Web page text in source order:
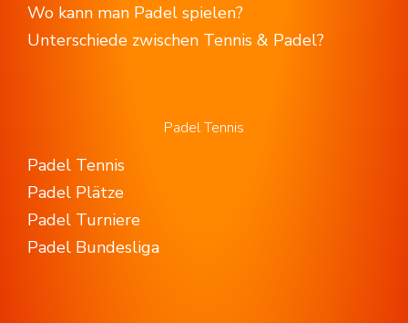
Wo kann man Padel spielen?
Unterschiede zwischen Tennis & Padel?
Padel Tennis
Padel Tennis
Padel Plätze
Padel Turniere
Padel Bundesliga